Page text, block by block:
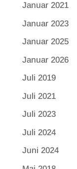
Januar 2021
Januar 2023
Januar 2025
Januar 2026
Juli 2019
Juli 2021
Juli 2023
Juli 2024
Juni 2024